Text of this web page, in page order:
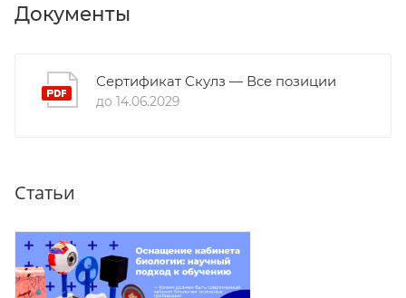
Документы
Сертификат Скулз — Все позиции
до 14.06.2029
Статьи